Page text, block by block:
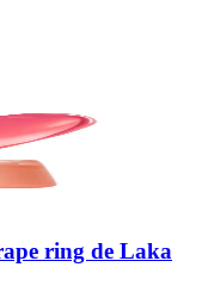
ring de Laka